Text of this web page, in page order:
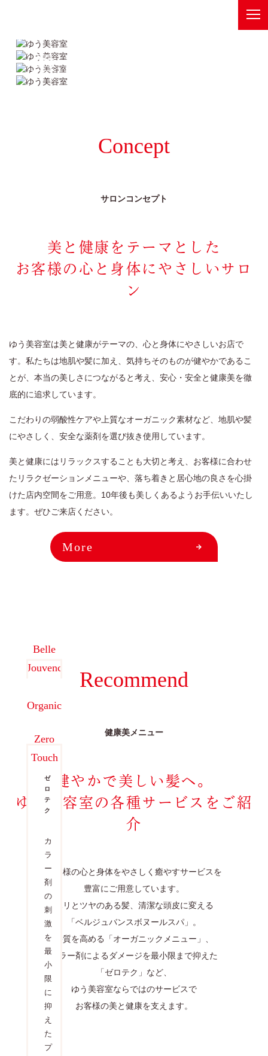
ゆう美容室 eQule
News and Blog
お知らせ
会社概要
定休日火曜日、第一・第二月曜日、第三日曜日
営業時間9:00~18:00
ゆう美容室 eQule
025-211-4976
営業時間9:00~18:00
Unity
025-275-2711
worth worth
025-281-7980
営業時間 9:00~18:00
worth worth cure
025-384-0023
9:00~18:00
美しく。
Concept
サロンコンセプト
美と健康をテーマとした
お客様の心と身体にやさしいサロ
ン
ゆう美容室は美と健康がテーマの、心と身体にやさしいお店で
す。私たちは地肌や髪に加え、気持ちそのものが健やかであるこ
とが、本当の美しさにつながると考え、安心・安全と健康美を徹
底的に追求しています。
こだわりの弱酸性ケアや上質なオーガニック素材など、地肌や髪
にやさしく、安全な薬剤を選び抜き使用しています。
美と健康にはリラックスすることも大切と考え、お客様に合わせ
たリラクゼーションメニューや、落ち着きと居心地の良さを心掛
けた店内空間をご用意。10年後も美しくあるようお手伝いいたし
ます。ぜひご来店ください。
More
Recommend
健康美メニュー
健やかで美しい髪へ。
ゆう美容室の各種サービスをご紹
介
お客様の心と身体をやさしく癒やすサービスを
豊富にご用意しています。
ハリとツヤのある髪、清潔な頭皮に変える
「ベルジュバンスボヌールスパ」。
髪質を高める「オーガニックメニュー」、
カラー剤によるダメージを最小限まで抑えた
「ゼロテク」など、
ゆう美容室ならではのサービスで
お客様の美と健康を支えます。
Belle
Jouvenc
Spa
ュ
ン
ス
ボ
ヌ
ス
パ
シ
ャ
ン
プ
ー
で
は
落
と
し
き
れ
な
Organic
オ
ー
ニ
ッ
ク
メ
ー
質
を
高
め
な
が
ら
施
術
す
る
の
で
Zero
Touch
ゼ
ロ
テ
ク
カ
ラ
ー
剤
の
刺
激
を
最
小
限
に
抑
え
た
プ